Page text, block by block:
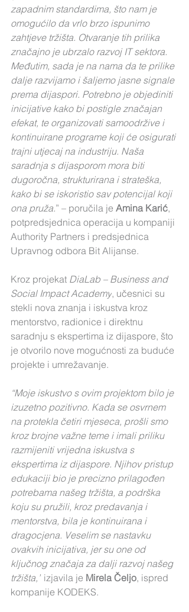
zapadnim standardima, što nam je
omogućilo da vrlo brzo ispunimo
zahtjeve tržišta. Otvaranje tih prilika
značajno je ubrzalo razvoj IT sektora.
Međutim, sada je na nama da te prilike
dalje razvijamo i šaljemo jasne signale
prema dijaspori. Potrebno je objediniti
inicijative kako bi postigle značajan
efekat, te organizovati samoodržive i
kontinuirane programe koji će osigurati
trajni utjecaj na industriju. Naša
saradnja s dijasporom mora biti
dugoročna, strukturirana i strateška,
kako bi se iskoristio sav potencijal koji
ona pruža.” – poručila je Amina Karić,
potpredsjednica operacija u kompaniji
Authority Partners i predsjednica
Upravnog odbora Bit Alijanse.
Kroz projekat DiaLab – Business and
Social Impact Academy, učesnici su
stekli nova znanja i iskustva kroz
mentorstvo, radionice i direktnu
saradnju s ekspertima iz dijaspore, što
je otvorilo nove mogućnosti za buduće
projekte i umrežavanje.
“Moje iskustvo s ovim projektom bilo je
izuzetno pozitivno. Kada se osvrnem
na protekla četiri mjeseca, prošli smo
kroz brojne važne teme i imali priliku
razmijeniti vrijedna iskustva s
ekspertima iz dijaspore. Njihov pristup
edukaciji bio je precizno prilagođen
potrebama našeg tržišta, a podrška
koju su pružili, kroz predavanja i
mentorstva, bila je kontinuirana i
dragocjena. Veselim se nastavku
ovakvih inicijativa, jer su one od
ključnog značaja za dalji razvoj našeg
tržišta,” izjavila je Mirela Čeljo, ispred
kompanije KODEKS.